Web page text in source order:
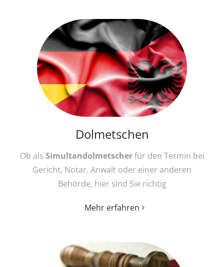
Dolmetschen
Ob als Simultandolmetscherfür den Termin bei
Gericht, Notar, Anwalt oder einer anderen
Behörde, hier sind Sie richtig
Mehr erfahren